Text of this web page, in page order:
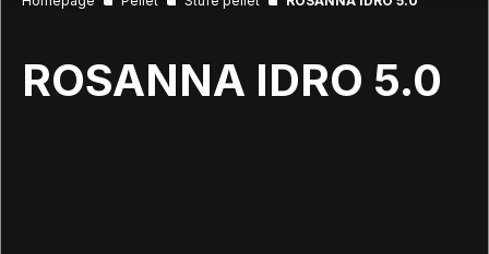
ROSANNA IDRO 5.0